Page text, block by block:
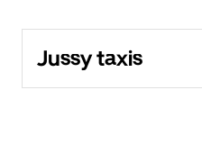
Jussy taxis